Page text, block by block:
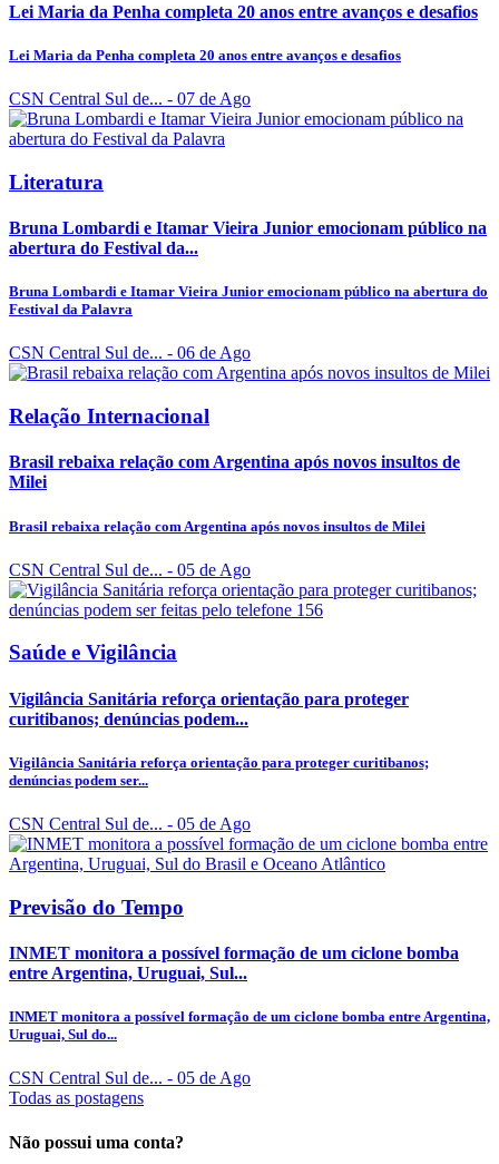
Lei Maria da Penha completa 20 anos entre avanços e desafios
Lei Maria da Penha completa 20 anos entre avanços e desafios
CSN Central Sul de... - 07 de Ago
Literatura
Bruna Lombardi e Itamar Vieira Junior emocionam público na
abertura do Festival da...
Bruna Lombardi e Itamar Vieira Junior emocionam público na abertura do
Festival da Palavra
CSN Central Sul de... - 06 de Ago
Relação Internacional
Brasil rebaixa relação com Argentina após novos insultos de
Milei
Brasil rebaixa relação com Argentina após novos insultos de Milei
CSN Central Sul de... - 05 de Ago
Saúde e Vigilância
Vigilância Sanitária reforça orientação para proteger
curitibanos; denúncias podem...
Vigilância Sanitária reforça orientação para proteger curitibanos;
denúncias podem ser...
CSN Central Sul de... - 05 de Ago
Previsão do Tempo
INMET monitora a possível formação de um ciclone bomba
entre Argentina, Uruguai, Sul...
INMET monitora a possível formação de um ciclone bomba entre Argentina,
Uruguai, Sul do...
CSN Central Sul de... - 05 de Ago
Todas as postagens
Não possui uma conta?